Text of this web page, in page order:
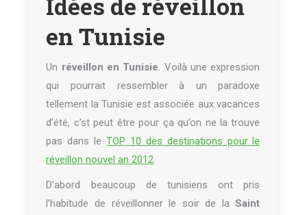
en Tunisie
Un réveillon en Tunisie. Voilà une expression
qui pourrait ressembler à un paradoxe
tellement la Tunisie est associée aux vacances
d’été, c’st peut être pour ça qu’on ne la trouve
pas dans leTOP 10 des destinations pour le
réveillon nouvel an 2012.
D’abord beaucoup de tunisiens ont pris
l’habitude de réveillonner le soir de laSaint